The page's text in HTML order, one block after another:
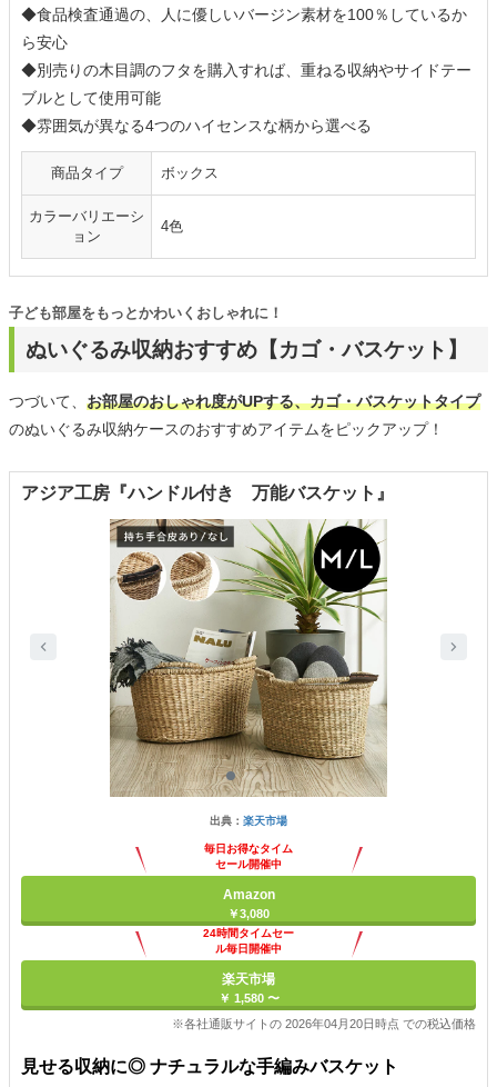
◆食品検査通過の、人に優しいバージン素材を100％しているか
ら安心
◆別売りの木目調のフタを購入すれば、重ねる収納やサイドテー
ブルとして使用可能
◆雰囲気が異なる4つのハイセンスな柄から選べる
商品タイプ ボックス
カラーバリエーシ
ョン
4色
ぬいぐるみ収納おすすめ【カゴ・バスケット】
子ども部屋をもっとかわいくおしゃれに！
つづいて、 お部屋のおしゃれ度がUPする、カゴ・バスケットタイプ
のぬいぐるみ収納ケースのおすすめアイテムをピックアップ！
アジア工房『ハンドル付き 万能バスケット』
出典： 楽天市場
毎日お得なタイム
セール開催中
Amazon
￥3,080
24時間タイムセー
ル毎日開催中
楽天市場
￥ 1,580 〜
※各社通販サイトの 2026年04月20日時点 での税込価格
見せる収納に◎ ナチュラルな手編みバスケット